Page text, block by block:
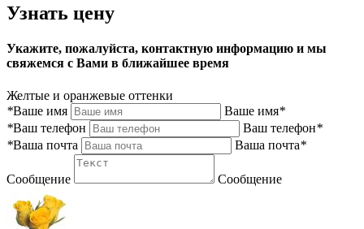
Узнать цену
Укажите, пожалуйста, контактную информацию и мы
свяжемся с Вами в ближайшее время
Желтые и оранжевые оттенки
*Ваше имя Ваше имя*
*Ваш телефон Ваш телефон*
*Ваша почта Ваша почта*
Сообщение Сообщение